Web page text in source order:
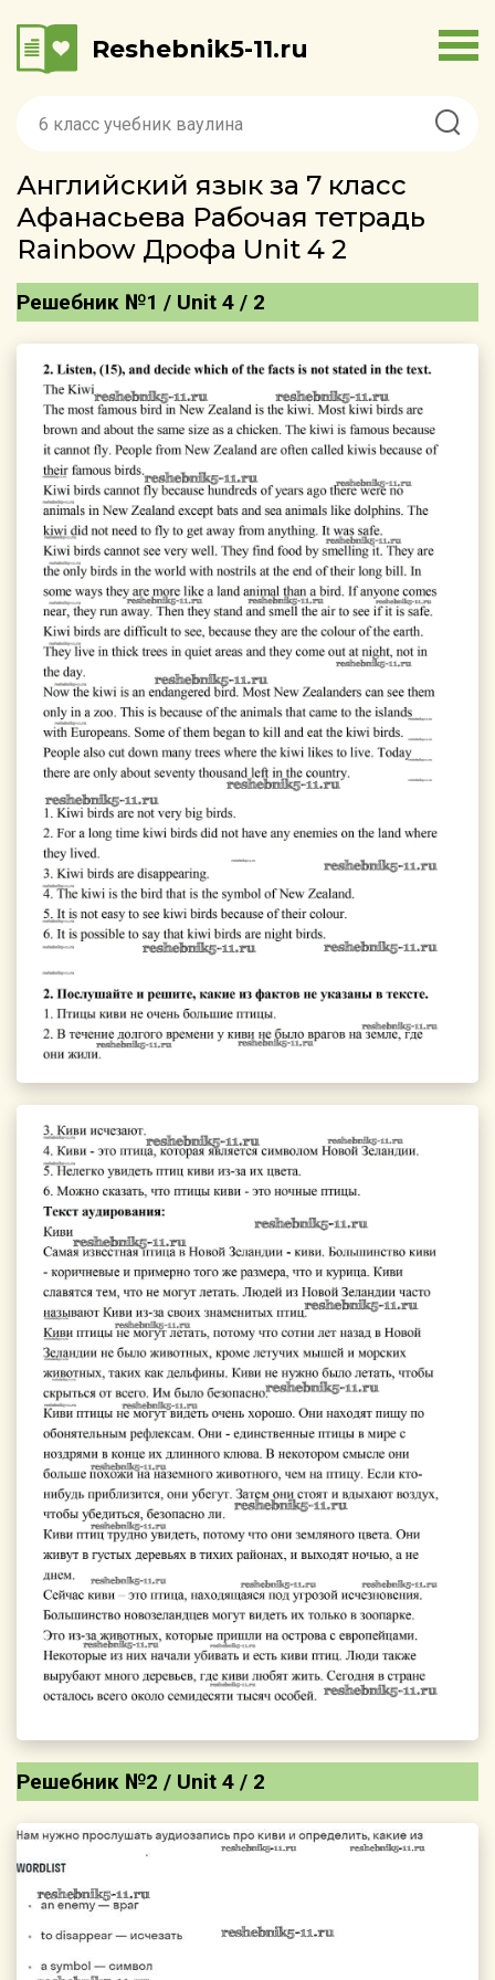
Reshebnik5-11.ru
Английский язык за 7 класс
Афанасьева Рабочая тетрадь
Rainbow Дрофа Unit 4 2
Решебник №1 / Unit 4 / 2
Решебник №2 / Unit 4 / 2